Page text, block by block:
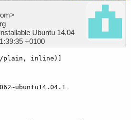
Ubuntu 14.04
+0100
plain, inline)]